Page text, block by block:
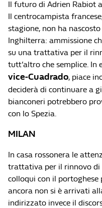
Il futuro di Adrien Rabiot
Il centrocampista
stagione, non ha
Inghilterra: ammissione
su una trattativa per il
tutt’altro che semplice.
vice-Cuadrado, piace
deciderà di continuare a
bianconeri potrebbero
con lo Spezia.
MILAN
In casa rossonera le
trattativa per il rinnovo di
colloqui con il
ancora non si è arrivati
indirizzato invece il